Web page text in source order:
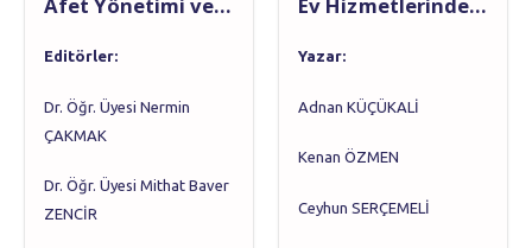
Editörler:
Dr. Öğr. Üyesi Nermin
ÇAKMAK
Dr. Öğr. Üyesi Mithat Baver
ZENCİR
Yazar:
Adnan KÜÇÜKALİ
Kenan ÖZMEN
Ceyhun SERÇEMELİ